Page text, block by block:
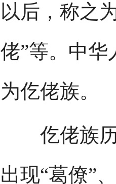
以后，称之
佬”等。中
为仡佬族。
仡佬族历
出现“葛僚”